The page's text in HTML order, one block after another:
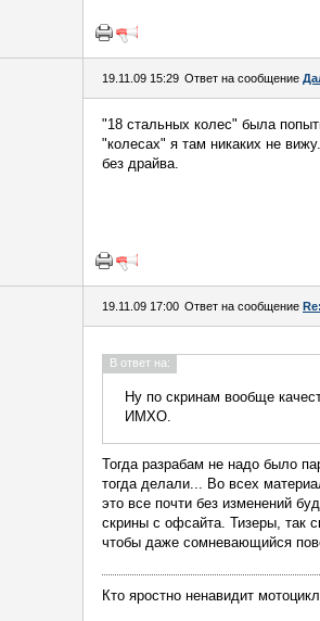
19.11.09 15:29 Ответ на сообщение
"18 стальных колес" была
"колесах" я там никаких не
без драйва.
19.11.09 17:00 Ответ на сообщение
В ответ на:
Ну по скринам вообще
ИМХО.
Тогда разрабам не надо было
тогда делали... Во всех
это все почти без изменений
скрины с офсайта. Тизеры, так
чтобы даже сомневающийся
Кто яростно ненавидит